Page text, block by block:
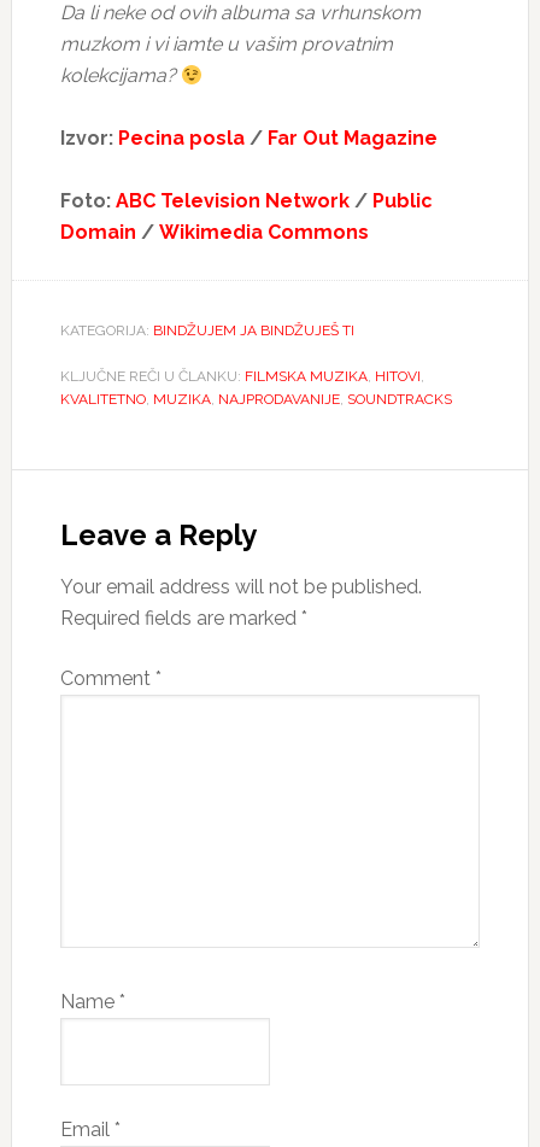
Da li neke od ovih albuma sa vrhunskom
muzkom i vi iamte u vašim provatnim
kolekcijama?
Izvor: Pecina posla/ Far Out Magazine
Foto: ABC Television Network/ Public
Domain / Wikimedia Commons
KATEGORIJA: BINDŽUJEM JA BINDŽUJEŠ TI
KLJUČNE REČI U ČLANKU: FILMSKA MUZIKA, HITOVI,
KVALITETNO, MUZIKA, NAJPRODAVANIJE, SOUNDTRACKS
Interactions
Leave a Reply
Your email address will not be published.
Required fields are marked *
Comment *
Name *
Email *